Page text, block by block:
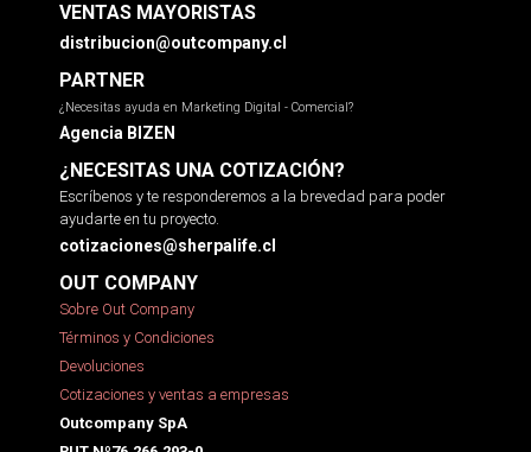
VENTAS MAYORISTAS
distribucion@outcompany.cl
PARTNER
¿Necesitas ayuda en Marketing Digital - Comercial?
Agencia BIZEN
¿NECESITAS UNA COTIZACIÓN?
Escríbenos y te responderemos a la brevedad para poder
ayudarte en tu proyecto.
cotizaciones@sherpalife.cl
OUT COMPANY
Sobre Out Company
Términos y Condiciones
Devoluciones
Cotizaciones y ventas a empresas
Outcompany SpA